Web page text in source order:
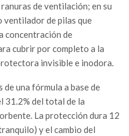
de ventilación; en su
ventilador de pilas que
concentración de
cubrir por completo a la
invisible e inodora.
una fórmula a base de
31.2% del total de la
La protección dura 12
y el cambio del